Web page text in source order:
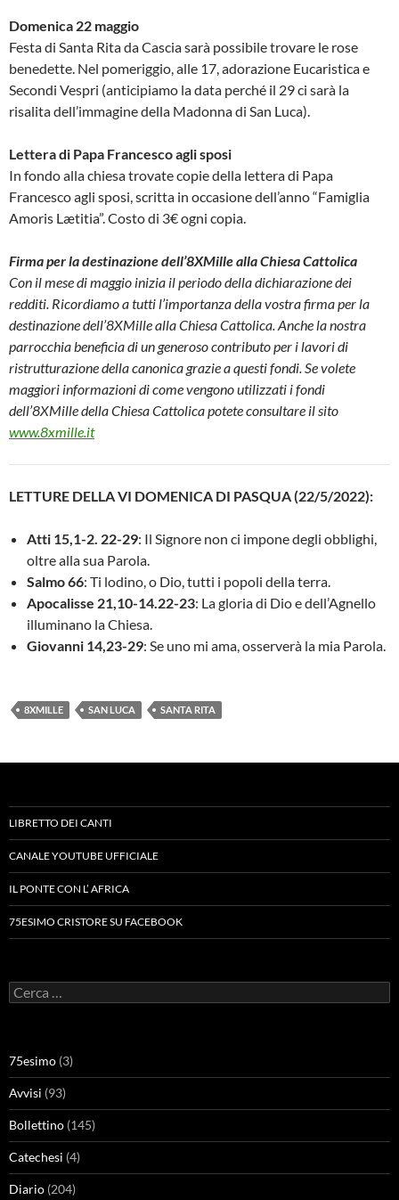
Domenica 22 maggio
Festa di Santa Rita da Cascia sarà possibile trovare le rose
benedette. Nel pomeriggio, alle 17, adorazione Eucaristica e
Secondi Vespri (anticipiamo la data perché il 29 ci sarà la
risalita dell’immagine della Madonna di San Luca).
Lettera di Papa Francesco agli sposi
In fondo alla chiesa trovate copie della lettera di Papa
Francesco agli sposi, scritta in occasione dell’anno “Famiglia
Amoris Lætitia”. Costo di 3€ ogni copia.
Firma per la destinazione dell’8XMille alla Chiesa Cattolica
Con il mese di maggio inizia il periodo della dichiarazione dei
redditi. Ricordiamo a tutti l’importanza della vostra firma per la
destinazione dell’8XMille alla Chiesa Cattolica. Anche la nostra
parrocchia beneficia di un generoso contributo per i lavori di
ristrutturazione della canonica grazie a questi fondi. Se volete
maggiori informazioni di come vengono utilizzati i fondi
dell’8XMille della Chiesa Cattolica potete consultare il sito
www.8xmille.it
LETTURE DELLA VI DOMENICA DI PASQUA (22/5/2022):
Atti 15,1-2. 22-29: Il Signore non ci impone degli obblighi,
oltre alla sua Parola.
Salmo 66: Ti lodino, o Dio, tutti i popoli della terra.
Apocalisse 21,10-14.22-23: La gloria di Dio e dell’Agnello
illuminano la Chiesa.
Giovanni 14,23-29: Se uno mi ama, osserverà la mia Parola.
8XMILLE SAN LUCA SANTA RITA
LIBRETTO DEI CANTI
CANALE YOUTUBE UFFICIALE
IL PONTE CON L’ AFRICA
75ESIMO CRISTORE SU FACEBOOK
Ricerca
per:
75esimo (3)
Avvisi (93)
Bollettino (145)
Catechesi (4)
Diario (204)